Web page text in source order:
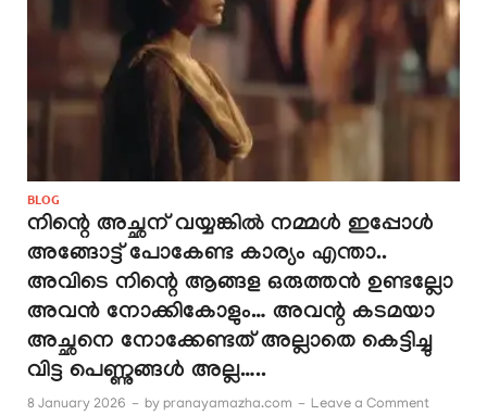
BLOG
നിന്റെ അച്ഛന് വയ്യങ്കിൽ നമ്മൾ ഇപ്പോൾ
അങ്ങോട്ട് പോകേണ്ട കാര്യം എന്താ..
അവിടെ നിന്റെ ആങ്ങള ഒരുത്തൻ ഉണ്ടല്ലോ
അവൻ നോക്കികോളും… അവന്റ കടമയാ
അച്ഛനെ നോക്കേണ്ടത് അല്ലാതെ കെട്ടിച്ചു
വിട്ട പെണ്ണുങ്ങൾ അല്ല…..
8 January 2026 - by pranayamazha.com - Leave a Comment